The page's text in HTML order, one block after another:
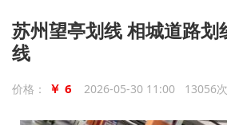
苏州望亭划线 相城道路划
线
价格： ￥ 6 2026-05-30 11:00 13056